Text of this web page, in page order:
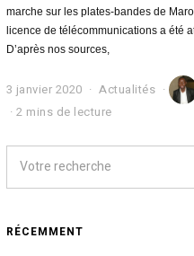
marche sur les plates-bandes de
licence de télécommunications a été
D’après nos sources,
3 janvier 2020
1
j
v
i
2
Actualités
2 mins de lecture
RÉCEMMENT